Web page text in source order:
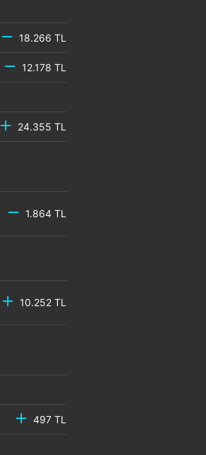
18.266 TL
12.178 TL
24.355 TL
1.864 TL
10.252 TL
497 TL